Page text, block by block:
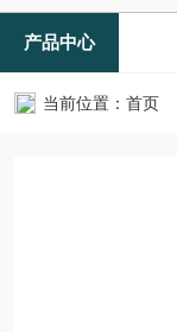
产品中心
当前位置： 首页